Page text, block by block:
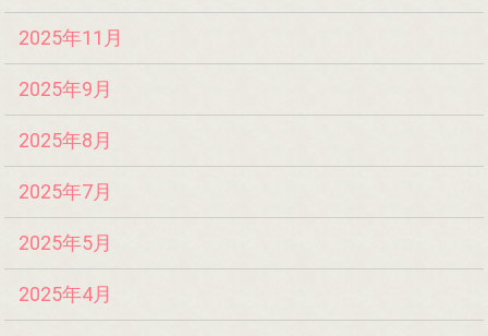
2025年11月
2025年9月
2025年8月
2025年7月
2025年5月
2025年4月